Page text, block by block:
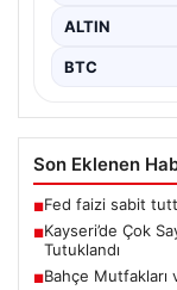
ALTIN
BTC
Son Eklenen
■Fed faizi sabit
■Kayseri’de Çok
Tutuklandı
■Bahçe Mutfakları